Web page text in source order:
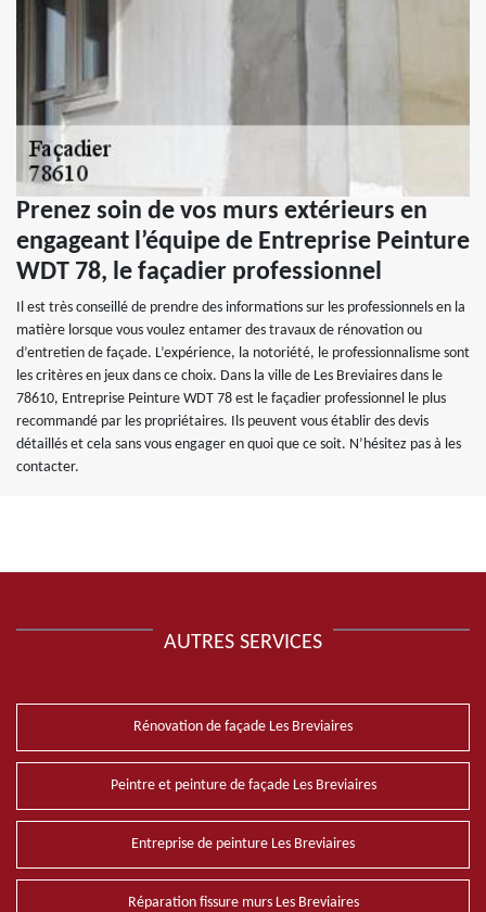
Prenez soin de vos murs extérieurs en
engageant l’équipe de Entreprise Peinture
WDT 78, le façadier professionnel
Il est très conseillé de prendre des informations sur les professionnels en la
matière lorsque vous voulez entamer des travaux de rénovation ou
d’entretien de façade. L’expérience, la notoriété, le professionnalisme sont
les critères en jeux dans ce choix. Dans la ville de Les Breviaires dans le
78610, Entreprise Peinture WDT 78 est le façadier professionnel le plus
recommandé par les propriétaires. Ils peuvent vous établir des devis
détaillés et cela sans vous engager en quoi que ce soit. N’hésitez pas à les
contacter.
AUTRES SERVICES
Rénovation de façade Les Breviaires
Peintre et peinture de façade Les Breviaires
Entreprise de peinture Les Breviaires
Réparation fissure murs Les Breviaires